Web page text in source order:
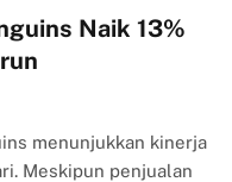
Naik 13%
menunjukkan kinerja
Meskipun penjualan